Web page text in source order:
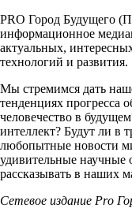
PRO Город Будущего
информационное
актуальных,
технологий и развития.
Мы стремимся дать
тенденциях прогресса
человечество в
интеллект? Будут ли в
любопытные новости
удивительные научные
рассказывать в наших
Сетевое издание Рrо